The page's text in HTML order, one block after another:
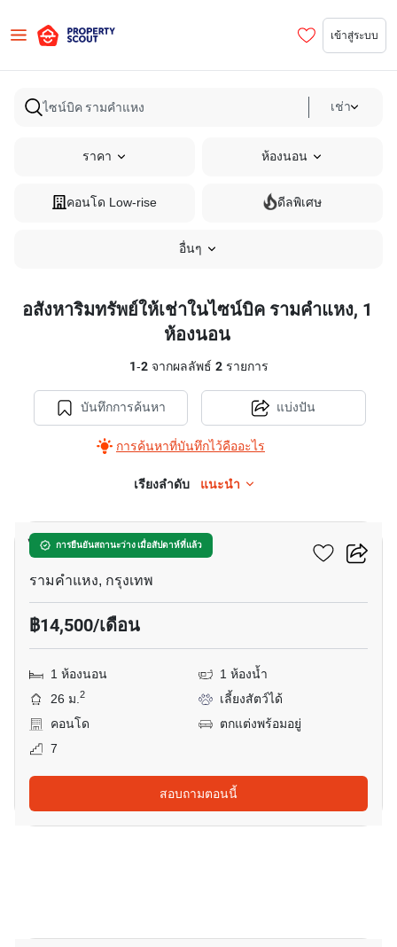
เข้าสู่ระบบ
เช่า
ราคา ห้องนอน
คอนโด Low-rise ดีลพิเศษ
อื่นๆ
อสังหาริมทรัพย์ให้เช่าในไซน์บิค รามคำแหง, 1
ห้องนอน
1-2จากผลลัพธ์ 2รายการ
บันทึกการค้นหา
การค้นหาที่บันทึกไว้คืออะไร
แบ่งปัน
เรียงลำดับ แนะนำ
การยืนยันสถานะว่าง เมื่อสัปดาห์ที่แล้ว
ไซน์บิค รามคำแหง
รามคำแหง, กรุงเทพ
฿14,500/เดือน
1 ห้องนอน
1 ห้องน้ำ
26 ม.2
เลี้ยงสัตว์ได้
คอนโด
ตกแต่งพร้อมอยู่
7
สอบถามตอนนี้